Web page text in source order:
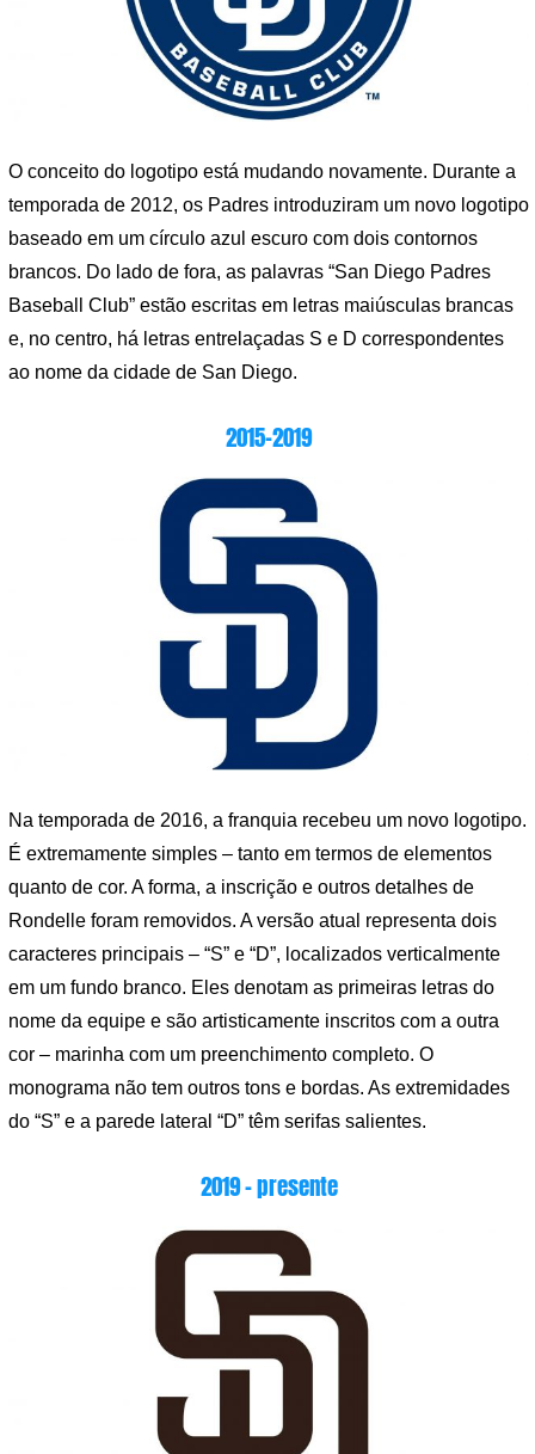
O conceito do logotipo está mudando novamente. Durante a
temporada de 2012, os Padres introduziram um novo logotipo
baseado em um círculo azul escuro com dois contornos
brancos. Do lado de fora, as palavras “San Diego Padres
Baseball Club” estão escritas em letras maiúsculas brancas
e, no centro, há letras entrelaçadas S e D correspondentes
ao nome da cidade de San Diego.
2015-2019
Na temporada de 2016, a franquia recebeu um novo logotipo.
É extremamente simples – tanto em termos de elementos
quanto de cor. A forma, a inscrição e outros detalhes de
Rondelle foram removidos. A versão atual representa dois
caracteres principais – “S” e “D”, localizados verticalmente
em um fundo branco. Eles denotam as primeiras letras do
nome da equipe e são artisticamente inscritos com a outra
cor – marinha com um preenchimento completo. O
monograma não tem outros tons e bordas. As extremidades
do “S” e a parede lateral “D” têm serifas salientes.
2019 – presente